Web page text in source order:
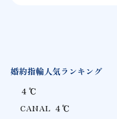
婚約指輪人気ランキング
４℃
CANAL ４℃